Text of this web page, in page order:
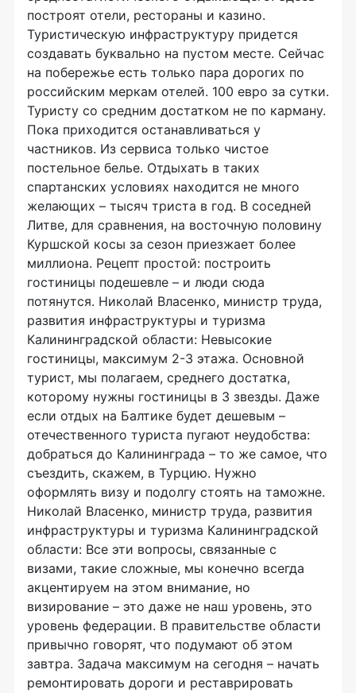
построят отели, рестораны и казино.
Туристическую инфраструктуру придется
создавать буквально на пустом месте. Сейчас
на побережье есть только пара дорогих по
российским меркам отелей. 100 евро за сутки.
Туристу со средним достатком не по карману.
Пока приходится останавливаться у
частников. Из сервиса только чистое
постельное белье. Отдыхать в таких
спартанских условиях находится не много
желающих – тысяч триста в год. В соседней
Литве, для сравнения, на восточную половину
Куршской косы за сезон приезжает более
миллиона. Рецепт простой: построить
гостиницы подешевле – и люди сюда
потянутся. Николай Власенко, министр труда,
развития инфраструктуры и туризма
Калининградской области: Невысокие
гостиницы, максимум 2-3 этажа. Основной
турист, мы полагаем, среднего достатка,
которому нужны гостиницы в 3 звезды. Даже
если отдых на Балтике будет дешевым –
отечественного туриста пугают неудобства:
добраться до Калининграда – то же самое, что
съездить, скажем, в Турцию. Нужно
оформлять визу и подолгу стоять на таможне.
Николай Власенко, министр труда, развития
инфраструктуры и туризма Калининградской
области: Все эти вопросы, связанные с
визами, такие сложные, мы конечно всегда
акцентируем на этом внимание, но
визирование – это даже не наш уровень, это
уровень федерации. В правительстве области
привычно говорят, что подумают об этом
завтра. Задача максимум на сегодня – начать
ремонтировать дороги и реставрировать